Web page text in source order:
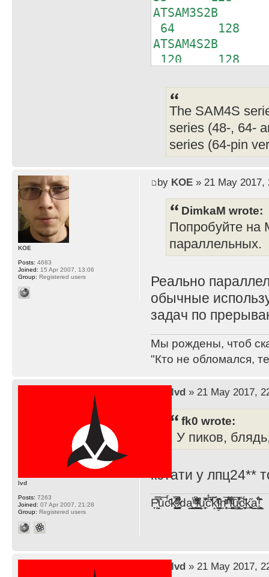
64 128
120 128
The SAM4S
series (48-, 64-
series (64-pin
by KOE» 21 May 2017,
DimkaM wrote:
Попробуйте на
параллельных.
Реально
обычные
задач по
Мы рождены, чтоб
"Кто не обломался,
KOE
Posts: 4683
Joined: 15 Apr 2007, 13:06
Group: Registered users
lvd» 21 May 2017,
fk0 wrote:
. У пиков,
кстати у лпц24**
F̞͖̭̿̔ͯu̐̅cͬ̑ͩk̨̤̳͇̮̭̪̠̽̿̓̆ͭͩ ̷̩̰͎̩͓̘̾̀ͬ̊ͭ͛ͅda̝̺͙̬͎̝̾͟ ̰̜̝̯͉̯̖̓̎́ͨ̽ͫ͟f̟͇̭̀ͬͨͭ̐̚u̹̼̹̗̞͑̔͂͐̚cͭ̅̊̆̒̆ǩ̝̩̯́ͥ̔̍̑ḭ͓͍̳̬ͦ̽͂n͍͎͈̈̅ͩͬ ̊ͫ̂̾̑̈́f̲͚͉͓͗̋́ͧͦ̅ȗ͇̲̻͈̲̅̎͗͒ͭ͡c̬̟̠̹̯̈́ͩ͘ͅk̫̠̻̋͜a̲͒̾̇!͙͕̺͉̗̩̲̂̏̄̀
lvd
Posts: 7263
Joined: 07 Apr 2007, 21:28
Group: Registered users
lvd» 21 May 2017,